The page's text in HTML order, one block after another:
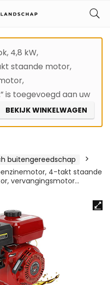
4,8 kW,
staande motor,
is toegevoegd aan uw
BEKIJK WINKELWAGEN
buitengereedschap
4-takt staande
vervangingsmotor…